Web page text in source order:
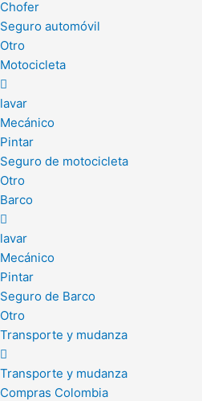
Chofer
Seguro automóvil
Otro
Motocicleta
lavar
Mecánico
Pintar
Seguro de motocicleta
Otro
Barco
lavar
Mecánico
Pintar
Seguro de Barco
Otro
Transporte y mudanza
Transporte y mudanza
Compras Colombia